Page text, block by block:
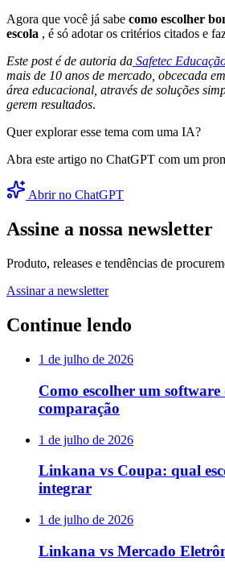
Agora que você já sabe como escolher
escola , é só adotar os critérios citados e
Este post é de autoria da Safetec
mais de 10 anos de mercado, obcecada
área educacional, através de soluções
gerem resultados.
Quer explorar esse tema com uma IA?
Abra este artigo no ChatGPT com um
Abrir no ChatGPT
Assine a nossa newsletter
Produto, releases e tendências de
Assinar a newsletter
Continue lendo
1 de julho de 2026
Como escolher um
comparação
1 de julho de 2026
Linkana vs Coupa: qual
integrar
1 de julho de 2026
Linkana vs Mercado